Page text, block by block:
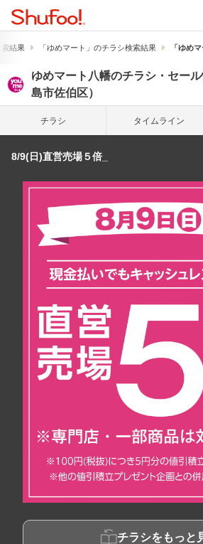
結果 「ゆめマート」のチラシ検索結果 「ゆめ
ゆめマート八幡のチラシ・セー
島市佐伯区）
チラシ タイム ライン
8/9(日)直営売場５倍_
チラシをもっと